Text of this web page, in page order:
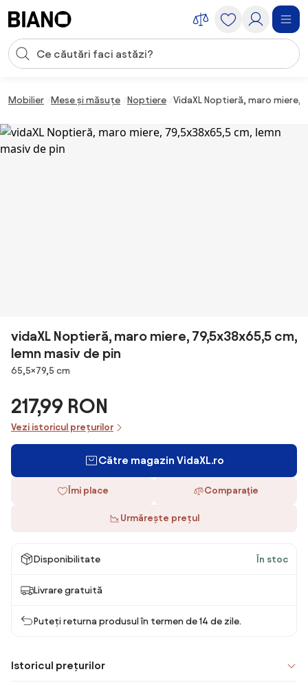
Introducerea căutării
Mobilier Mese și măsuțe Noptiere VidaXL Noptieră, maro miere,
vidaXL Noptieră, maro miere, 79,5x38x65,5 cm,
lemn masiv de pin
Dimensiuni
65,5×79,5 cm
217,99 RON
Vezi istoricul prețurilor
Către magazin VidaXL.ro
Îmi place Comparaţie
Urmărește prețul
Disponibilitate În stoc
Livrare gratuită
Puteți returna produsul în termen de 14 de zile.
Istoricul prețurilor